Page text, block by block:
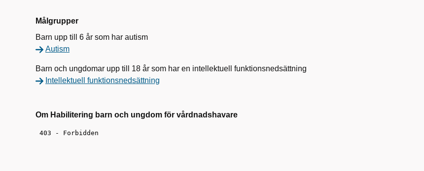
Målgrupper
Barn upp till 6 år som har autism
Autism
Barn och ungdomar upp till 18 år som har en intellektuell funktionsnedsättning
Intellektuell funktionsnedsättning
Om Habilitering barn och ungdom för vårdnadshavare